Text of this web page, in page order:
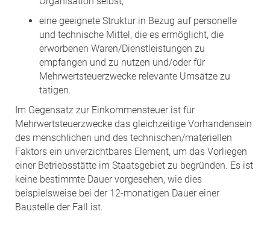
eine geeignete Struktur in Bezug auf personelle
und technische Mittel, die es ermöglicht, die
erworbenen Waren/Dienstleistungen zu
empfangen und zu nutzen und/oder für
Mehrwertsteuerzwecke relevante Umsätze zu
tätigen.
Im Gegensatz zur Einkommensteuer ist für
Mehrwertsteuerzwecke das gleichzeitige Vorhandensein
des menschlichen und des technischen/materiellen
Faktors ein unverzichtbares Element, um das Vorliegen
einer Betriebsstätte im Staatsgebiet zu begründen. Es ist
keine bestimmte Dauer vorgesehen, wie dies
beispielsweise bei der 12-monatigen Dauer einer
Baustelle der Fall ist.